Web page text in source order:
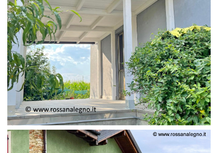
PERGOLA ADOSSATA